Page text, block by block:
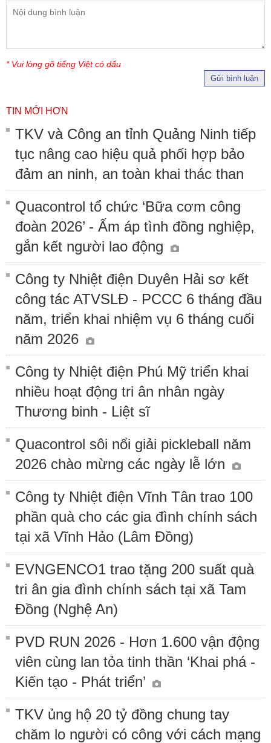
* Vui lòng gõ tiếng Việt có dấu
Gửi bình luận
TIN MỚI HƠN
TKV và Công an tỉnh Quảng Ninh tiếp
tục nâng cao hiệu quả phối hợp bảo
đảm an ninh, an toàn khai thác than
Quacontrol tổ chức ‘Bữa cơm công
đoàn 2026’ - Ấm áp tình đồng nghiệp,
gắn kết người lao động
Công ty Nhiệt điện Duyên Hải sơ kết
công tác ATVSLĐ - PCCC 6 tháng đầu
năm, triển khai nhiệm vụ 6 tháng cuối
năm 2026
Công ty Nhiệt điện Phú Mỹ triển khai
nhiều hoạt động tri ân nhân ngày
Thương binh - Liệt sĩ
Quacontrol sôi nổi giải pickleball năm
2026 chào mừng các ngày lễ lớn
Công ty Nhiệt điện Vĩnh Tân trao 100
phần quà cho các gia đình chính sách
tại xã Vĩnh Hảo (Lâm Đồng)
EVNGENCO1 trao tặng 200 suất quà
tri ân gia đình chính sách tại xã Tam
Đồng (Nghệ An)
PVD RUN 2026 - Hơn 1.600 vận động
viên cùng lan tỏa tinh thần ‘Khai phá -
Kiến tạo - Phát triển’
TKV ủng hộ 20 tỷ đồng chung tay
chăm lo người có công với cách mạng